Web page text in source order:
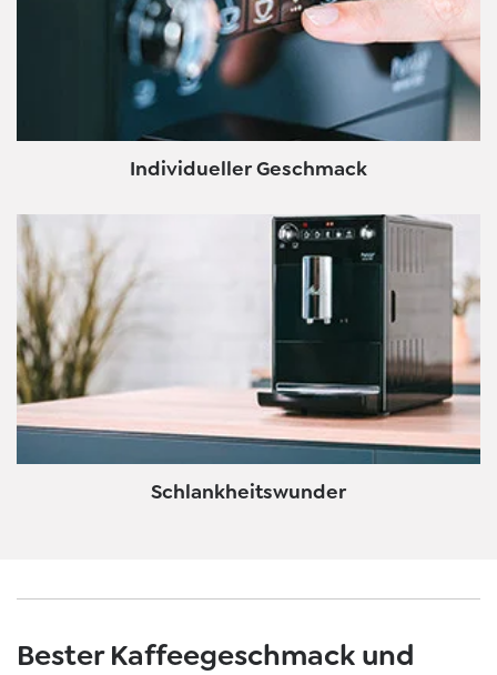
Individueller Geschmack
Schlankheitswunder
Bester Kaffeegeschmack und